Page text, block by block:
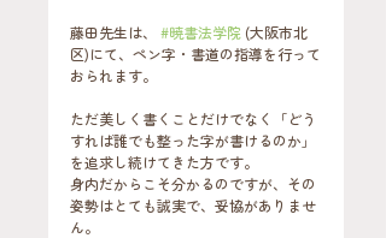
藤田先生は、 #暁書法学院 (大阪市北
区)にて、ペン字・書道の指導を行って
おられます。
ただ美しく書くことだけでなく「どう
すれば誰でも整った字が書けるのか」
を追求し続けてきた方です。
身内だからこそ分かるのですが、その
姿勢はとても誠実で、妥協がありませ
ん。